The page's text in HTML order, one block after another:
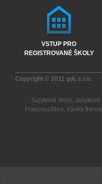
VSTUP PRO
REGISTROVANÉ ŠKOLY
Copyright © 2011 gdi, s.r.o.
Jazykové školy, Jazykové
Francouzština, Výuka